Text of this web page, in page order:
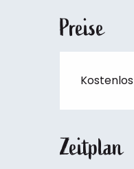
Preise
Kostenlos
Zeitplan